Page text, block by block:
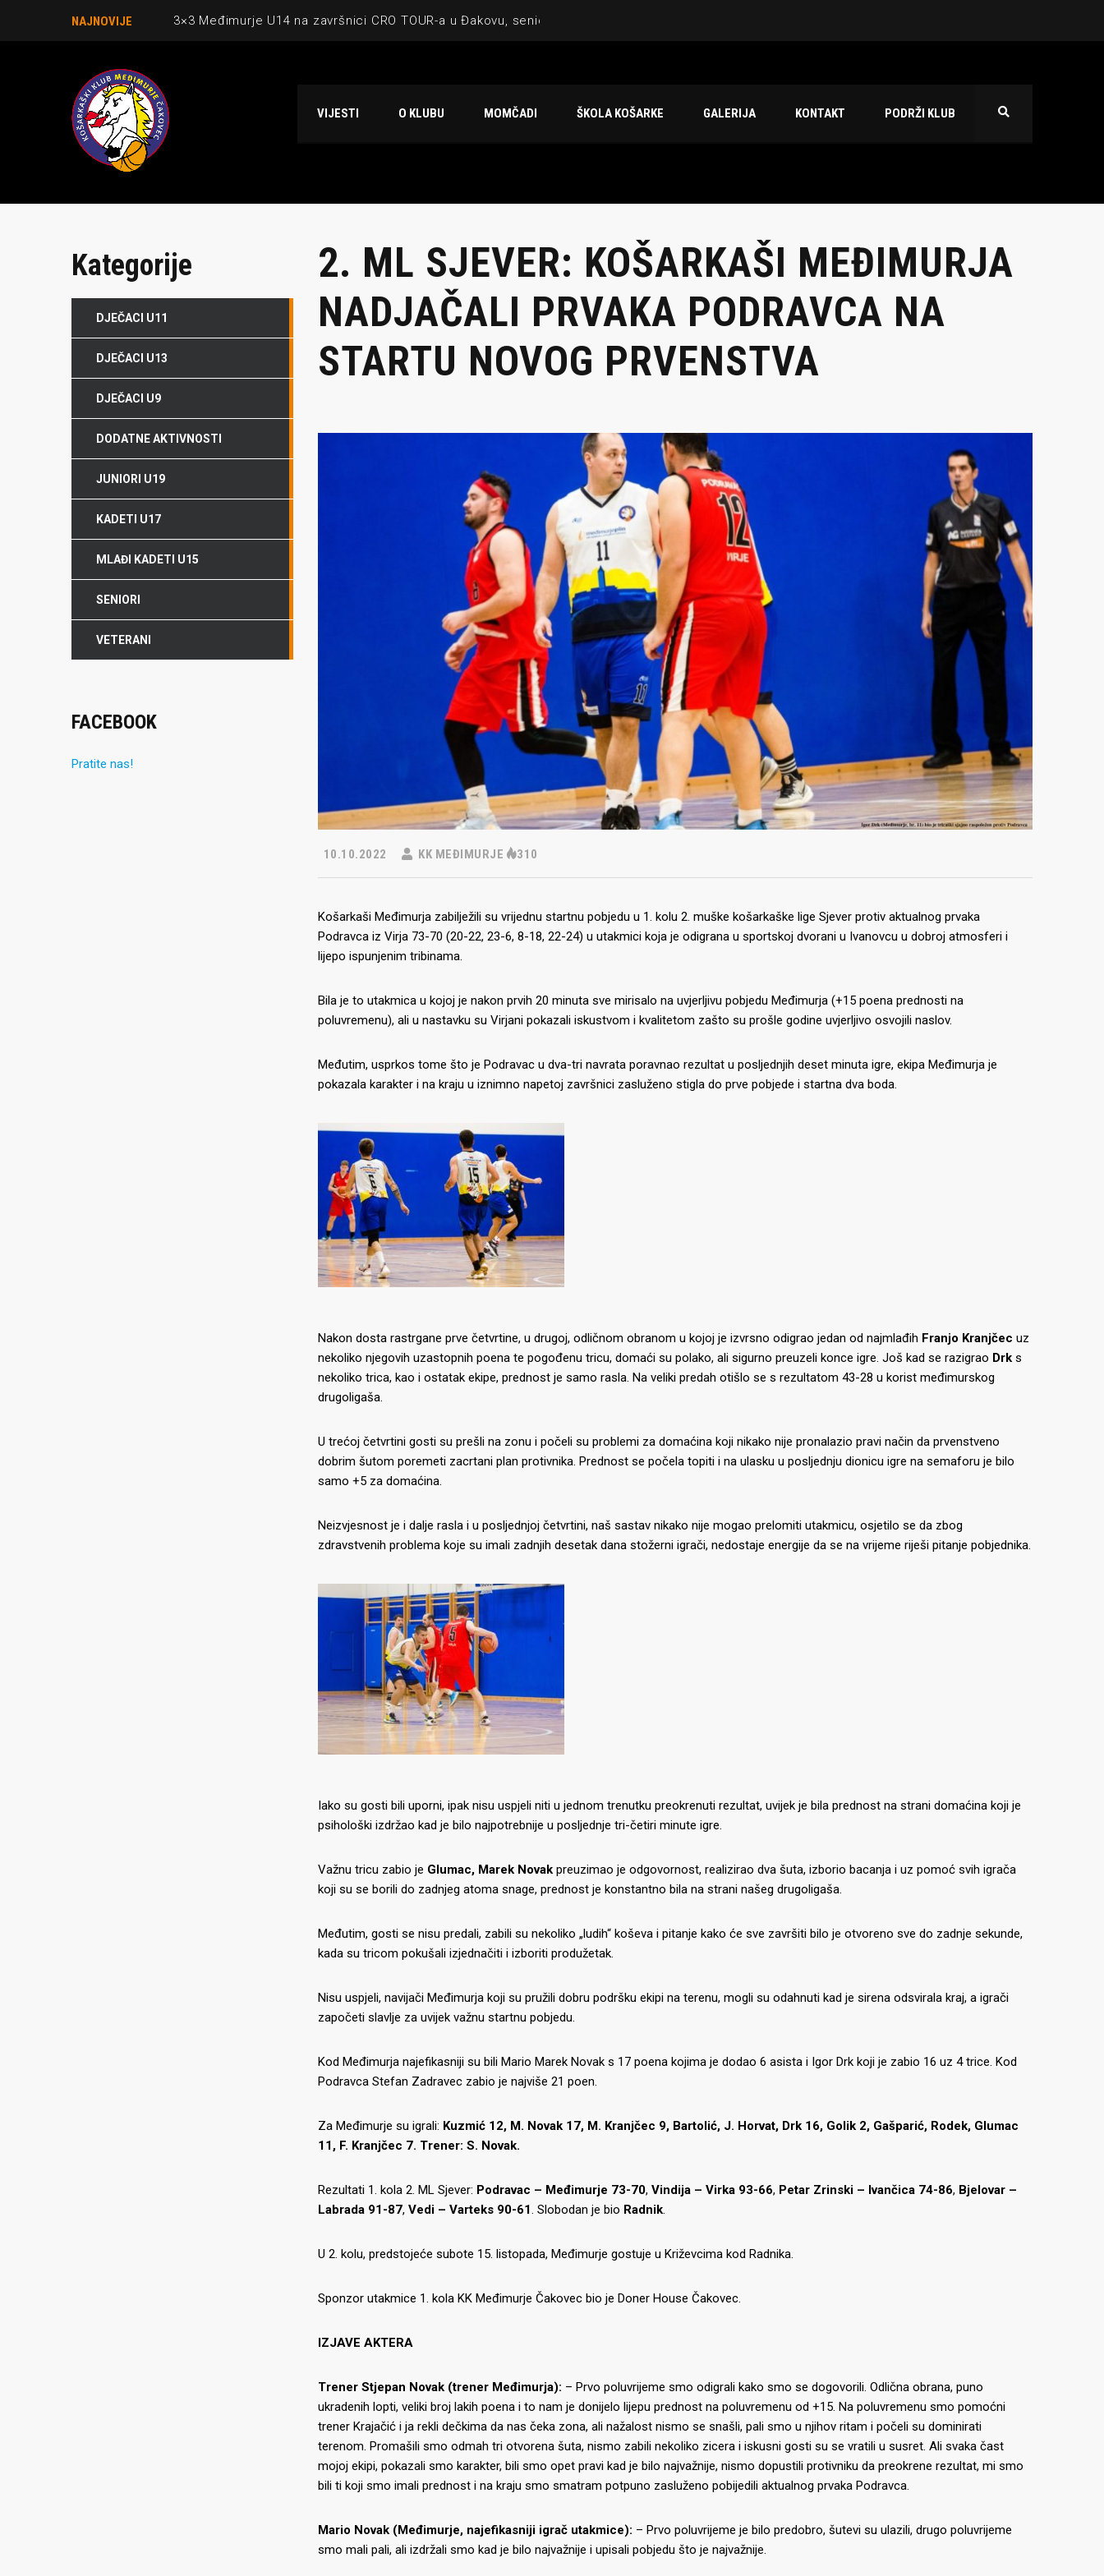
NAJNOVIJE 3×3 Međimurje U14 na završnici CRO TOUR-a u Đakovu, seniorska ekipa 3×3 osvojila Krbulju
Međimurje u revijalnoj utakmici ugostilo atraktivnu NCAA ekipu OBU Bison
VIJESTI O KLUBU MOMČADI ŠKOLA KOŠARKE GALERIJA KONTAKT PODRŽI KLUB
2. ML SJEVER: KOŠARKAŠI MEĐIMURJA
NADJAČALI PRVAKA PODRAVCA NA
STARTU NOVOG PRVENSTVA
10.10.2022 KK MEĐIMURJE 310
Košarkaši Međimurja zabilježili su vrijednu startnu pobjedu u 1. kolu 2. muške košarkaške lige Sjever protiv aktualnog prvaka
Podravca iz Virja 73-70 (20-22, 23-6, 8-18, 22-24) u utakmici koja je odigrana u sportskoj dvorani u Ivanovcu u dobroj atmosferi i
lijepo ispunjenim tribinama.
Bila je to utakmica u kojoj je nakon prvih 20 minuta sve mirisalo na uvjerljivu pobjedu Međimurja (+15 poena prednosti na
poluvremenu), ali u nastavku su Virjani pokazali iskustvom i kvalitetom zašto su prošle godine uvjerljivo osvojili naslov.
Međutim, usprkos tome što je Podravac u dva-tri navrata poravnao rezultat u posljednjih deset minuta igre, ekipa Međimurja je
pokazala karakter i na kraju u iznimno napetoj završnici zasluženo stigla do prve pobjede i startna dva boda.
Nakon dosta rastrgane prve četvrtine, u drugoj, odličnom obranom u kojoj je izvrsno odigrao jedan od najmlađih Franjo Kranjčec uz
nekoliko njegovih uzastopnih poena te pogođenu tricu, domaći su polako, ali sigurno preuzeli konce igre. Još kad se razigrao Drk s
nekoliko trica, kao i ostatak ekipe, prednost je samo rasla. Na veliki predah otišlo se s rezultatom 43-28 u korist međimurskog
drugoligaša.
U trećoj četvrtini gosti su prešli na zonu i počeli su problemi za domaćina koji nikako nije pronalazio pravi način da prvenstveno
dobrim šutom poremeti zacrtani plan protivnika. Prednost se počela topiti i na ulasku u posljednju dionicu igre na semaforu je bilo
samo +5 za domaćina.
Neizvjesnost je i dalje rasla i u posljednjoj četvrtini, naš sastav nikako nije mogao prelomiti utakmicu, osjetilo se da zbog
zdravstvenih problema koje su imali zadnjih desetak dana stožerni igrači, nedostaje energije da se na vrijeme riješi pitanje pobjednika.
Iako su gosti bili uporni, ipak nisu uspjeli niti u jednom trenutku preokrenuti rezultat, uvijek je bila prednost na strani domaćina koji je
psihološki izdržao kad je bilo najpotrebnije u posljednje tri-četiri minute igre.
Važnu tricu zabio je Glumac, Marek Novak preuzimao je odgovornost, realizirao dva šuta, izborio bacanja i uz pomoć svih igrača
koji su se borili do zadnjeg atoma snage, prednost je konstantno bila na strani našeg drugoligaša.
Međutim, gosti se nisu predali, zabili su nekoliko „ludih“ koševa i pitanje kako će sve završiti bilo je otvoreno sve do zadnje sekunde,
kada su tricom pokušali izjednačiti i izboriti produžetak.
Nisu uspjeli, navijači Međimurja koji su pružili dobru podršku ekipi na terenu, mogli su odahnuti kad je sirena odsvirala kraj, a igrači
započeti slavlje za uvijek važnu startnu pobjedu.
Kod Međimurja najefikasniji su bili Mario Marek Novak s 17 poena kojima je dodao 6 asista i Igor Drk koji je zabio 16 uz 4 trice. Kod
Podravca Stefan Zadravec zabio je najviše 21 poen.
Za Međimurje su igrali: Kuzmić 12, M. Novak 17, M. Kranjčec 9, Bartolić, J. Horvat, Drk 16, Golik 2, Gašparić, Rodek, Glumac
11, F. Kranjčec 7. Trener: S. Novak.
Rezultati 1. kola 2. ML Sjever: Podravac – Međimurje 73-70, Vindija – Virka 93-66, Petar Zrinski – Ivančica 74-86, Bjelovar –
Labrada 91-87, Vedi – Varteks 90-61. Slobodan je bio Radnik.
U 2. kolu, predstojeće subote 15. listopada, Međimurje gostuje u Križevcima kod Radnika.
Sponzor utakmice 1. kola KK Međimurje Čakovec bio je Doner House Čakovec.
IZJAVE AKTERA
Trener Stjepan Novak (trener Međimurja): – Prvo poluvrijeme smo odigrali kako smo se dogovorili. Odlična obrana, puno
ukradenih lopti, veliki broj lakih poena i to nam je donijelo lijepu prednost na poluvremenu od +15. Na poluvremenu smo pomoćni
trener Krajačić i ja rekli dečkima da nas čeka zona, ali nažalost nismo se snašli, pali smo u njihov ritam i počeli su dominirati
terenom. Promašili smo odmah tri otvorena šuta, nismo zabili nekoliko zicera i iskusni gosti su se vratili u susret. Ali svaka čast
mojoj ekipi, pokazali smo karakter, bili smo opet pravi kad je bilo najvažnije, nismo dopustili protivniku da preokrene rezultat, mi smo
bili ti koji smo imali prednost i na kraju smo smatram potpuno zasluženo pobijedili aktualnog prvaka Podravca.
Mario Novak (Međimurje, najefikasniji igrač utakmice): – Prvo poluvrijeme je bilo predobro, šutevi su ulazili, drugo poluvrijeme
smo mali pali, ali izdržali smo kad je bilo najvažnije i upisali pobjedu što je najvažnije.
Kategorije
DJEČACI U11
DJEČACI U13
DJEČACI U9
DODATNE AKTIVNOSTI
JUNIORI U19
KADETI U17
MLAĐI KADETI U15
SENIORI
VETERANI
FACEBOOK
Pratite nas!
NAJNOVIJE OBJAVE MOMČADI